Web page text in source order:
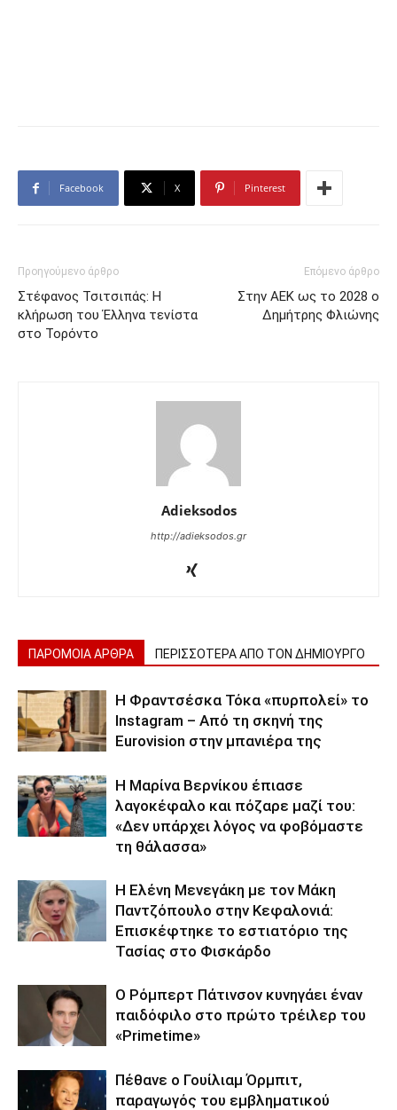
Facebook X Pinterest
Προηγούμενο άρθρο
Στέφανος Τσιτσιπάς: Η
κλήρωση του Έλληνα τενίστα
στο Τορόντο
Επόμενο άρθρο
Στην ΑΕΚ ως το 2028 ο
Δημήτρης Φλιώνης
Adieksodos
http://adieksodos.gr
ΠΑΡΟΜΟΙΑ ΑΡΘΡΑ ΠΕΡΙΣΣΟΤΕΡΑ ΑΠΟ ΤΟΝ ΔΗΜΙΟΥΡΓΟ
Η Φραντσέσκα Τόκα «πυρπολεί» το
Instagram – Από τη σκηνή της
Eurovision στην μπανιέρα της
Η Μαρίνα Βερνίκου έπιασε
λαγοκέφαλο και πόζαρε μαζί του:
«Δεν υπάρχει λόγος να φοβόμαστε
τη θάλασσα»
Η Ελένη Μενεγάκη με τον Μάκη
Παντζόπουλο στην Κεφαλονιά:
Επισκέφτηκε το εστιατόριο της
Τασίας στο Φισκάρδο
Ο Ρόμπερτ Πάτινσον κυνηγάει έναν
παιδόφιλο στο πρώτο τρέιλερ του
«Primetime»
Πέθανε ο Γουίλιαμ Όρμπιτ,
παραγωγός του εμβληματικού